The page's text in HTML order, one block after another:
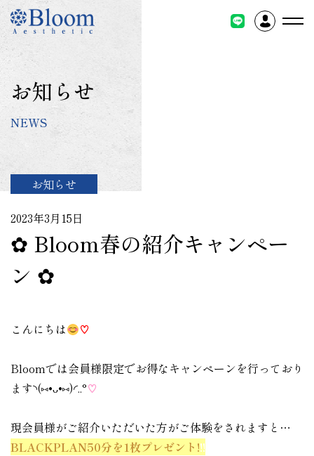
コ
テ
ン
ツ
に
キ
お知らせ
NEWS
お知らせ
2023年3月15日
✿ Bloom春の紹介キャンペー
ン ✿
こんにちは ♡
Bloomでは会員様限定でお得なキャンペーンを行っており
ます◝(⑅•ᴗ•⑅)◜..°♡
現会員様がご紹介いただいた方がご体験をされますと…
BLACKPLAN50分を1枚プレゼント!!!